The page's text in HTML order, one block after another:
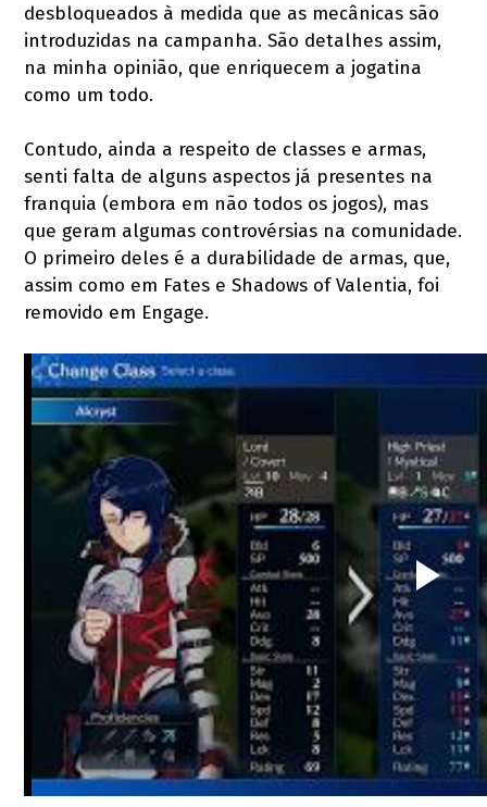
desbloqueados à medida que as mecânicas são
introduzidas na campanha. São detalhes assim,
na minha opinião, que enriquecem a jogatina
como um todo.
Contudo, ainda a respeito de classes e armas,
senti falta de alguns aspectos já presentes na
franquia (embora em não todos os jogos), mas
que geram algumas controvérsias na comunidade.
O primeiro deles é a durabilidade de armas, que,
assim como em Fates e Shadows of Valentia, foi
removido em Engage.